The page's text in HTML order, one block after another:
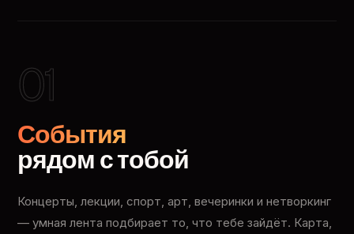
01
События
рядом с тобой
Концерты, лекции, спорт, арт, вечеринки и нетворкинг
— умная лента подбирает то, что тебе зайдёт. Карта,